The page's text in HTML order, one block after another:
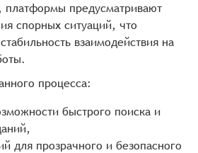
платформы предусматривают
спорных ситуаций, что
взаимодействия на
процесса:
быстрого поиска и
для прозрачного и безопасного